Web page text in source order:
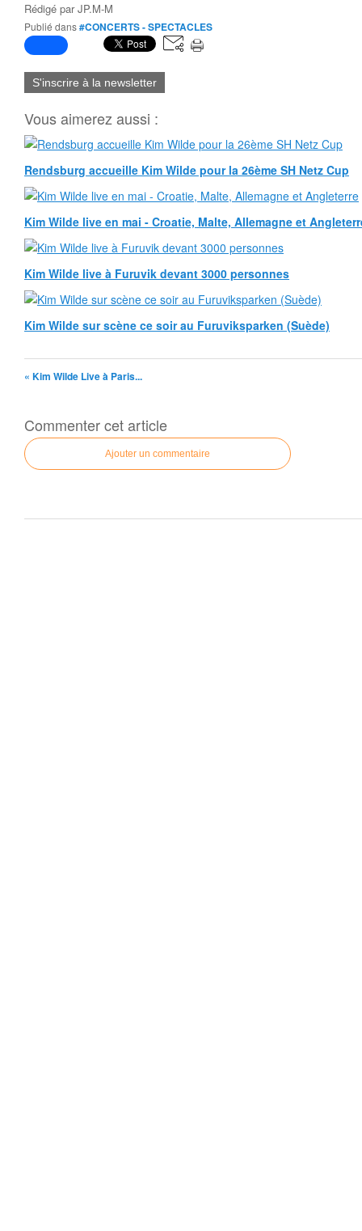
Rédigé parJP.M-M
Publié dans#CONCERTS - SPECTACLES
S'inscrire à la newsletter
Vous aimerez aussi :
Rendsburg accueille Kim Wilde pour la 26ème SH Netz Cup
Kim Wilde live en mai - Croatie, Malte, Allemagne et
Kim Wilde live à Furuvik devant 3000 personnes
Kim Wilde sur scène ce soir au Furuviksparken (Suède)
« Kim Wilde Live à Paris...
Commenter cet article
Ajouter un commentaire